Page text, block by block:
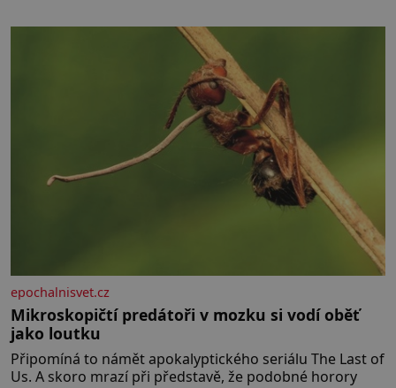
republiky vás ohromí nejen svými plážemi s bílým
pískem jako v Karibiku, ale i divokou krajinou, také
bohatou historií i luxusem.Zjistěte,
epochalnisvet.cz
Mikroskopičtí predátoři v mozku si vodí oběť
jako loutku
Připomíná to námět apokalyptického seriálu The Last of
Us. A skoro mrazí při představě, že podobné horory